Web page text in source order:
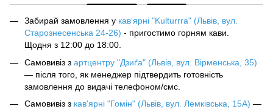
Забирай замовлення у кав‘ярні "Kulturrra" (Львів, вул.
Старознесенська 24-26) - пригостимо горням кави.
Щодня з 12:00 до 18:00.
Самовивіз з артцентру "Дзиґа" (Львів, вул. Вірменська, 35)
— після того, як менеджер підтвердить готовність
замовлення до видачі телефоном/смс.
Самовивіз з кав'ярні "Гомін" (Львів, вул. Лемківська, 15А) —